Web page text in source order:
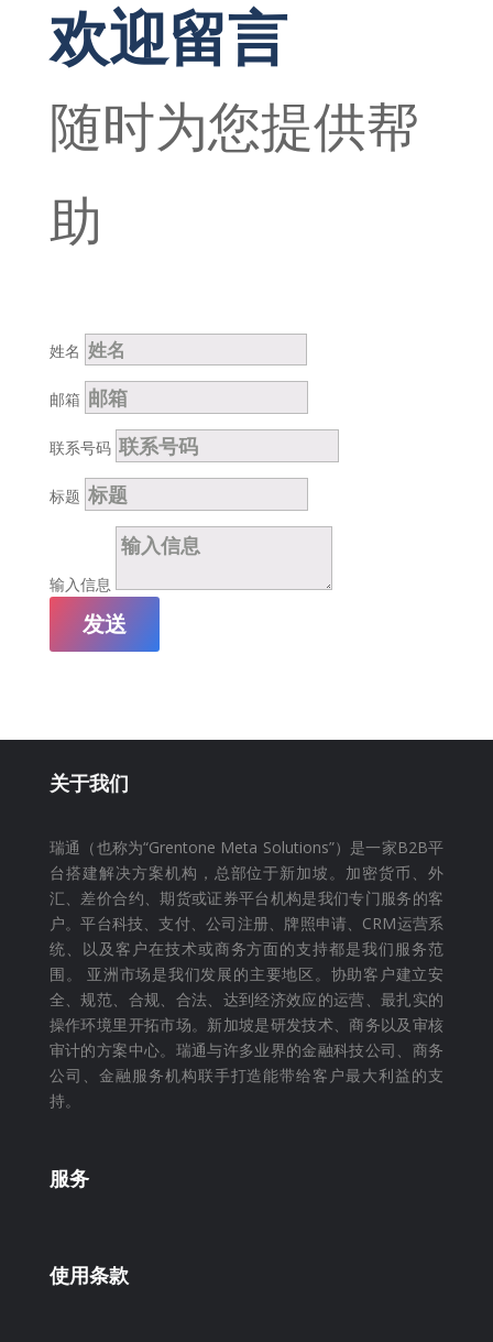
欢迎留言
随时为您提供帮
助
姓名
邮箱
联系号码
标题
输入信息
发送
关于我们
瑞通（也称为“Grentone Meta Solutions”）是一家B2B平
台搭建解决方案机构，总部位于新加坡。加密货币、外
汇、差价合约、期货或证券平台机构是我们专门服务的客
户。平台科技、支付、公司注册、牌照申请、CRM运营系
统、以及客户在技术或商务方面的支持都是我们服务范
围。 亚洲市场是我们发展的主要地区。协助客户建立安
全、规范、合规、合法、达到经济效应的运营、最扎实的
操作环境里开拓市场。新加坡是研发技术、商务以及审核
审计的方案中心。瑞通与许多业界的金融科技公司、商务
公司、金融服务机构联手打造能带给客户最大利益的支
持。
服务
使用条款